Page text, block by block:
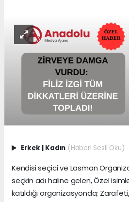
Erkek | Kadın (Haberi Sesli Oku)
Kendisi seçici ve Lasman
seçkin adı haline gelen, Özel
katıldığı organizasyonda;